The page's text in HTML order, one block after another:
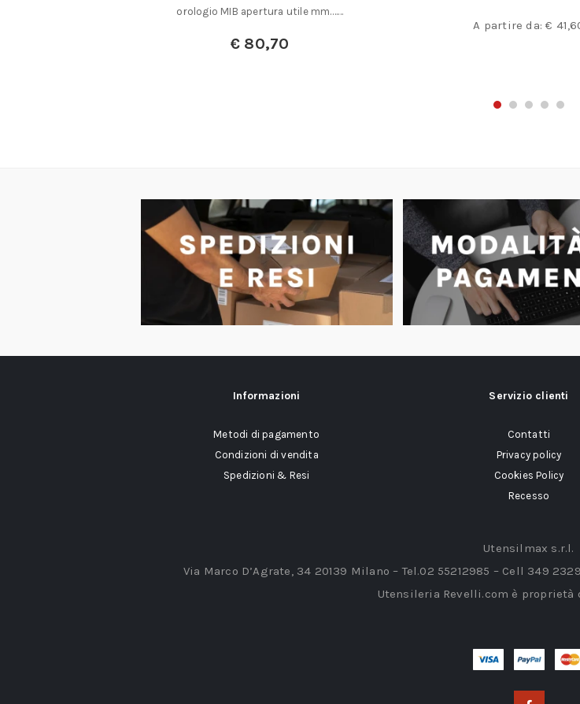
orologio MIB apertura utile mm.……
€ 80,70
A partire da:€
Informazioni
Metodi di pagamento
Condizioni di vendita
Spedizioni & Resi
Servizio clienti
Contatti
Privacy policy
Cookies Policy
Recesso
Utensilmax s.r.l.
Via Marco D’Agrate, 34 20139 Milano – Tel.02 55212985 – Cell 349
Utensileria Revelli.com è proprietà